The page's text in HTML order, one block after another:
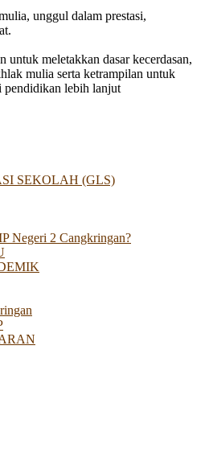
unggul dalam prestasi,
untuk meletakkan dasar kecerdasan,
mulia serta ketrampilan untuk
pendidikan lebih lanjut
SEKOLAH (GLS)
Negeri 2 Cangkringan?